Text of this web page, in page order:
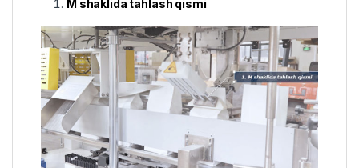
M shaklida tahlash qismi